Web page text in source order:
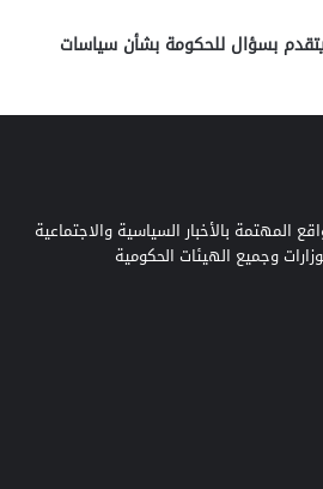
بسؤال للحكومة بشأن سياسات
المواقع المهتمة بالأخبار السياسية والاجتماعية
وجميع الهيئات الحكومية